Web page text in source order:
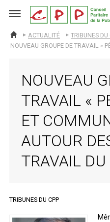
cpp
ACCUEIL
ACTUALITÉ
TRIBUNES DU
NOUVEAU
TRAVAIL «
ET
AUTOUR
TRAVAIL DU
TRIBUNES DU CPP